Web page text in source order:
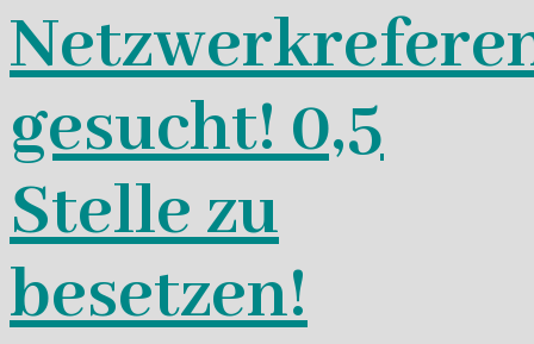
gesucht! 0,5
Stelle zu
besetzen!